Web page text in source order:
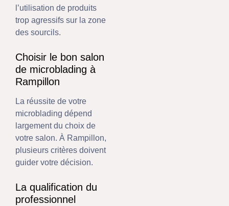
l’utilisation de produits
trop agressifs sur la zone
des sourcils.
Choisir le bon salon
de microblading à
Rampillon
La réussite de votre
microblading dépend
largement du choix de
votre salon. À Rampillon,
plusieurs critères doivent
guider votre décision.
La qualification du
professionnel